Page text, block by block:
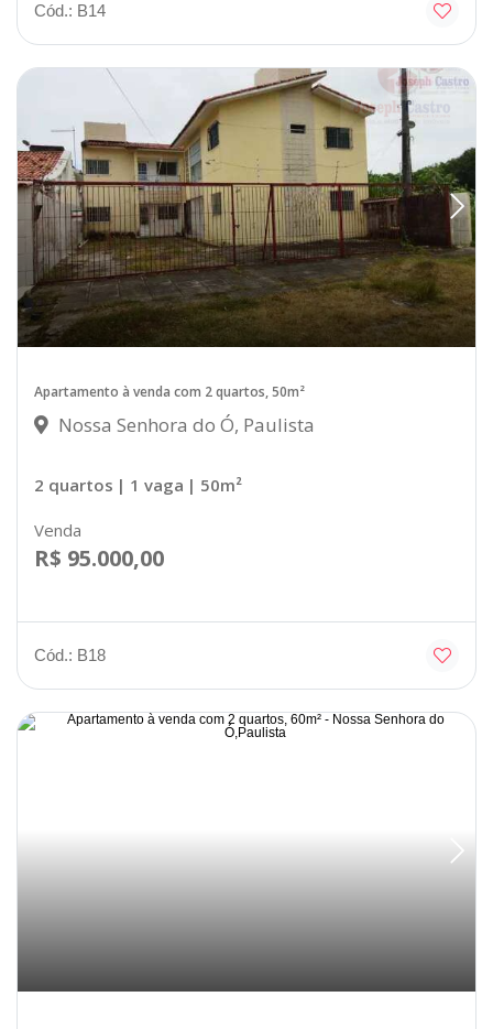
Cód.: B14
Apartamento à venda com 2 quartos, 50m²
Nossa Senhora do Ó, Paulista
2 quartos | 1 vaga | 50m²
Venda
R$ 95.000,00
Cód.: B18